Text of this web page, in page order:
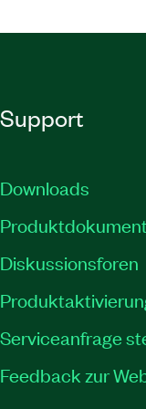
Support
Downloads
Diskussionsforen
Serviceanfrage
Feedback zur